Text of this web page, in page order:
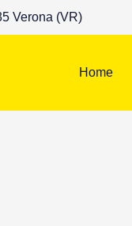
Verona (VR)
Home